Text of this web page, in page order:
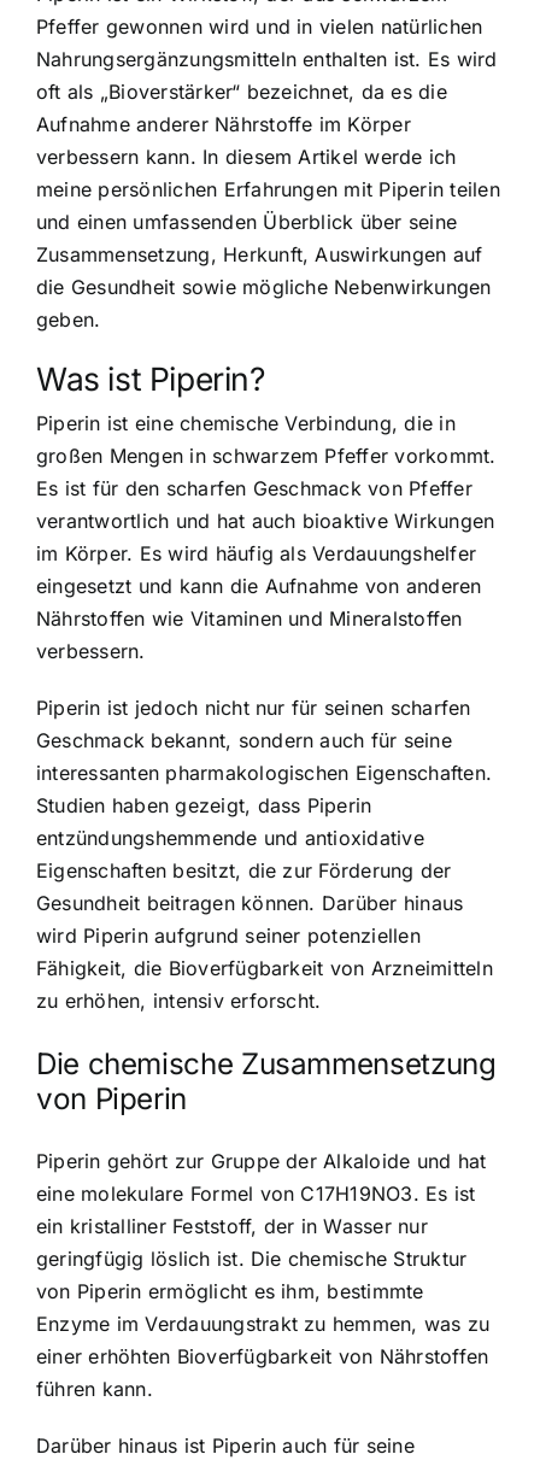
Pfeffer gewonnen wird und in vielen natürlichen
Nahrungsergänzungsmitteln enthalten ist. Es wird
oft als „Bioverstärker“ bezeichnet, da es die
Aufnahme anderer Nährstoffe im Körper
verbessern kann. In diesem Artikel werde ich
meine persönlichen Erfahrungen mit Piperin teilen
und einen umfassenden Überblick über seine
Zusammensetzung, Herkunft, Auswirkungen auf
die Gesundheit sowie mögliche Nebenwirkungen
geben.
Was ist Piperin?
Piperin ist eine chemische Verbindung, die in
großen Mengen in schwarzem Pfeffer vorkommt.
Es ist für den scharfen Geschmack von Pfeffer
verantwortlich und hat auch bioaktive Wirkungen
im Körper. Es wird häufig als Verdauungshelfer
eingesetzt und kann die Aufnahme von anderen
Nährstoffen wie Vitaminen und Mineralstoffen
verbessern.
Piperin ist jedoch nicht nur für seinen scharfen
Geschmack bekannt, sondern auch für seine
interessanten pharmakologischen Eigenschaften.
Studien haben gezeigt, dass Piperin
entzündungshemmende und antioxidative
Eigenschaften besitzt, die zur Förderung der
Gesundheit beitragen können. Darüber hinaus
wird Piperin aufgrund seiner potenziellen
Fähigkeit, die Bioverfügbarkeit von Arzneimitteln
zu erhöhen, intensiv erforscht.
Die chemische Zusammensetzung
von Piperin
Piperin gehört zur Gruppe der Alkaloide und hat
eine molekulare Formel von C17H19NO3. Es ist
ein kristalliner Feststoff, der in Wasser nur
geringfügig löslich ist. Die chemische Struktur
von Piperin ermöglicht es ihm, bestimmte
Enzyme im Verdauungstrakt zu hemmen, was zu
einer erhöhten Bioverfügbarkeit von Nährstoffen
führen kann.
Darüber hinaus ist Piperin auch für seine